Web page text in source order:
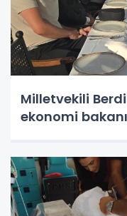
Milletvekili
ekonomi